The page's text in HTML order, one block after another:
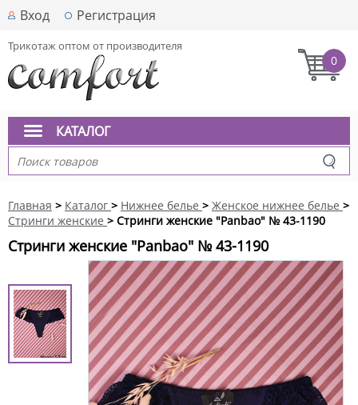
Вход Регистрация
Трикотаж оптом от производителя
0
КАТАЛОГ
Главная > Каталог > Нижнее белье > Женское нижнее белье >
Стринги женские > Стринги женские "Panbao" № 43-1190
Стринги женские "Panbao" № 43-1190